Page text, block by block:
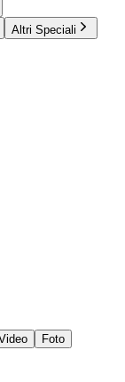
Altri Speciali
Foto